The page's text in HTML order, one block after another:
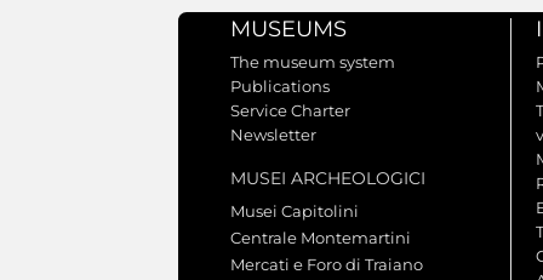
MUSEUMS
The museum system
Publications
Service Charter
Newsletter
MUSEI ARCHEOLOGICI
Musei Capitolini
Centrale Montemartini
Mercati e Foro di Traiano